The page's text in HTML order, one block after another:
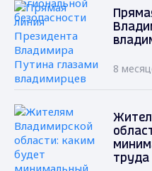
8
труда